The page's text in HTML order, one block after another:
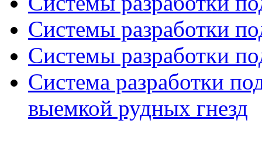
Системы разработки
Системы разработки
Система разработки
выемкой рудных гнезд